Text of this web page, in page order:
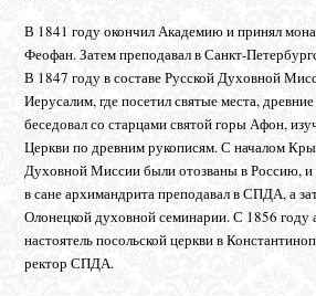
В 1841 году окончил Академию и принял
Феофан. Затем преподавал в Санкт-
В 1847 году в составе Русской Духовной
Иерусалим, где посетил святые места,
беседовал со старцами святой горы Афон,
Церкви по древним рукописям. С началом
Духовной Миссии были отозваны в Россию, и
в сане архимандрита преподавал в СПДА, а
Олонецкой духовной семинарии. С 1856
настоятель посольской церкви в
ректор СПДА.